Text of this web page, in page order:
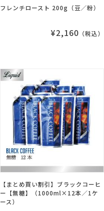
フレンチロースト 200g（豆／粉）
¥2,160 （税込）
【まとめ買い割引】ブラックコーヒ
ー【無糖】（1000ml×12本／1ケ
ース）